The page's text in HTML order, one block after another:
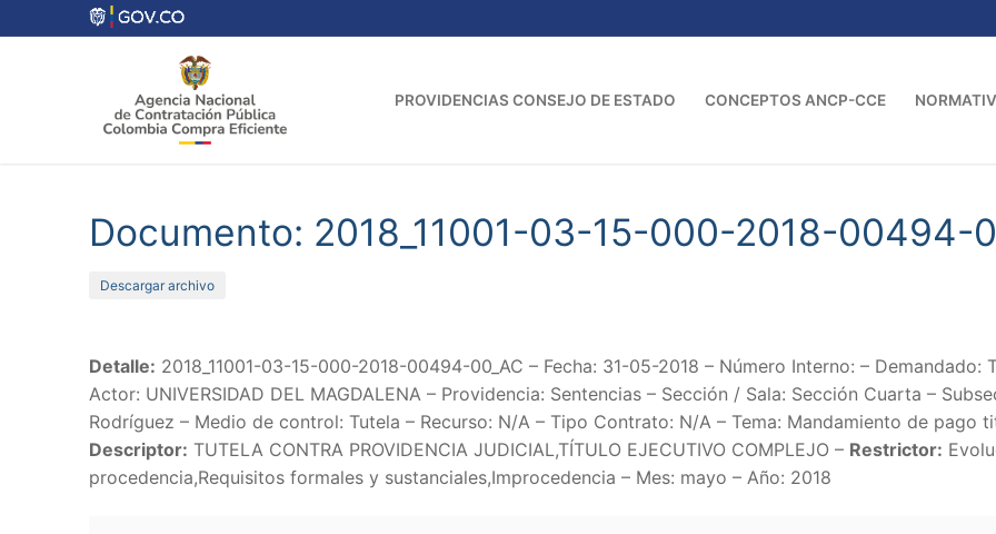
al
PROVIDENCIAS CONSEJO DE ESTADO CONCEPTOS ANCP-CCE
Documento: 2018_11001-03-15-000-2018-00494-
Descargar archivo
Detalle: 2018_11001-03-15-000-2018-00494-00_AC – Fecha: 31-05-2018 – Número Interno: – Demandado:
Actor: UNIVERSIDAD DEL MAGDALENA – Providencia: Sentencias – Sección / Sala: Sección Cuarta –
Rodríguez – Medio de control: Tutela – Recurso: N/A – Tipo Contrato: N/A – Tema: Mandamiento de pago
Descriptor: TUTELA CONTRA PROVIDENCIA JUDICIAL,TÍTULO EJECUTIVO COMPLEJO – Restrictor:
procedencia,Requisitos formales y sustanciales,Improcedencia – Mes: mayo – Año: 2018